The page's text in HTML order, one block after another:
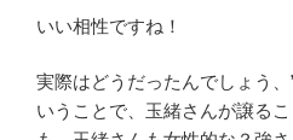
いい相性ですね！
実際はどうだったんでしょう、
いうことで、玉緒さんが譲る